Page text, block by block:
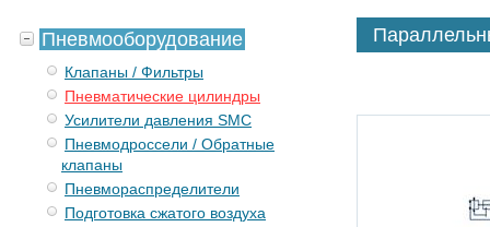
Пневмооборудование
Клапаны / Фильтры
Пневматические цилиндры
Усилители давления SMC
Пневмодроссели / Обратные
клапаны
Пневмораспределители
Подготовка сжатого воздуха